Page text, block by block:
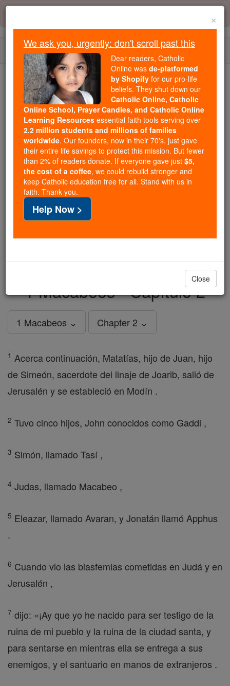
Skip
content
We ask you, urgently: don't scroll past this
Dear readers, Catholic Online
wasde-platformed by Shopify
for our pro-life beliefs. They
shut down ourCatholic
Online, Catholic Online School, Prayer Candles, and
Catholic Online Learning Resourcesessential faith
tools serving over2.2 million students and millions of
families worldwide. Our founders, now in their 70's,
just gave their entire life savings to protect this mission.
But fewer than 2% of readers donate. If everyone gave
just$5, the cost of a coffee, we could rebuild stronger
in faith. Thank you.DONATE TODAY >
1 Macabeos - Capítulo 2
1 Macabeos ⌄ Chapter 2 ⌄
1 Acerca continuación, Matatías, hijo de Juan, hijo
de Simeón, sacerdote del linaje de Joarib, salió de
Jerusalén y se estableció en Modín .
2 Tuvo cinco hijos, John conocidos como Gaddi ,
3 Simón, llamado Tasí ,
4 Judas, llamado Macabeo ,
5 Eleazar, llamado Avaran, y Jonatán llamó Apphus
.
6 Cuando vio las blasfemias cometidas en Judá y en
Jerusalén ,
7 dijo: «¡Ay que yo he nacido para ser testigo de la
ruina de mi pueblo y la ruina de la ciudad santa, y
para sentarse en mientras ella se entrega a sus
enemigos, y el santuario en manos de extranjeros .
×
We ask you, urgently: don't scroll past this
Dear readers, Catholic
Online was de-platformed
by Shopify for our pro-life
beliefs. They shut down our
Catholic Online, Catholic
Online School, Prayer Candles, and Catholic Online
Learning Resources essential faith tools serving over
2.2 million students and millions of families
worldwide. Our founders, now in their 70's, just gave
their entire life savings to protect this mission. But fewer
than 2% of readers donate. If everyone gave just $5,
the cost of a coffee, we could rebuild stronger and
keep Catholic education free for all. Stand with us in
faith. Thank you.
Help Now >
Close